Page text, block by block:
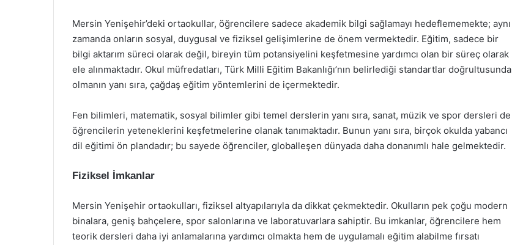
Mersin Yenişehir’deki ortaokullar, öğrencilere sadece akademik bilgi sağlamayı hedeflememekte; aynı
zamanda onların sosyal, duygusal ve fiziksel gelişimlerine de önem vermektedir. Eğitim, sadece bir
bilgi aktarım süreci olarak değil, bireyin tüm potansiyelini keşfetmesine yardımcı olan bir süreç olarak
ele alınmaktadır. Okul müfredatları, Türk Milli Eğitim Bakanlığı’nın belirlediği standartlar doğrultusunda
olmanın yanı sıra, çağdaş eğitim yöntemlerini de içermektedir.
Fen bilimleri, matematik, sosyal bilimler gibi temel derslerin yanı sıra, sanat, müzik ve spor dersleri de
öğrencilerin yeteneklerini keşfetmelerine olanak tanımaktadır. Bunun yanı sıra, birçok okulda yabancı
dil eğitimi ön plandadır; bu sayede öğrenciler, globalleşen dünyada daha donanımlı hale gelmektedir.
Fiziksel İmkanlar
Mersin Yenişehir ortaokulları, fiziksel altyapılarıyla da dikkat çekmektedir. Okulların pek çoğu modern
binalara, geniş bahçelere, spor salonlarına ve laboratuvarlara sahiptir. Bu imkanlar, öğrencilere hem
teorik dersleri daha iyi anlamalarına yardımcı olmakta hem de uygulamalı eğitim alabilme fırsatı